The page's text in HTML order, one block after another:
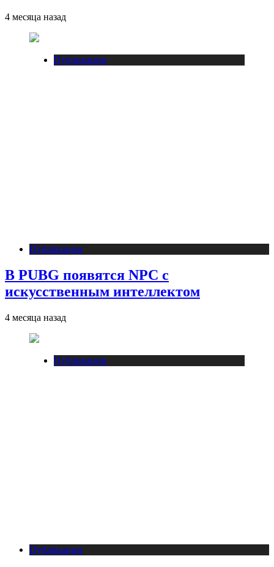
4 месяца назад
Публикации
Публикации
В PUBG появятся NPC с
искусственным интеллектом
4 месяца назад
Публикации
Публикации